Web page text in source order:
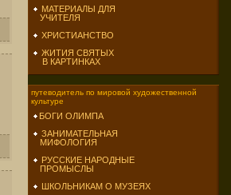
МАТЕРИАЛЫ ДЛЯ
УЧИТЕЛЯ
ХРИСТИАНСТВО
ЖИТИЯ СВЯТЫХ
В КАРТИНКАХ
путеводитель по мировой художественной
культуре
БОГИ ОЛИМПА
ЗАНИМАТЕЛЬНАЯ
МИФОЛОГИЯ
РУССКИЕ НАРОДНЫЕ
ПРОМЫСЛЫ
ШКОЛЬНИКАМ О МУЗЕЯХ